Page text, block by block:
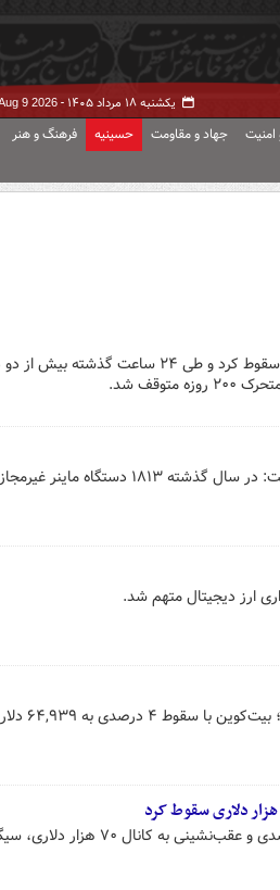
یکشنبه ۱۸ مرداد ۱۴۰۵ - 9 2026
امنیت جهاد و مقاومت حسینیه فرهنگ و هنر
بیت‌کوین امروز چهارشنبه به زیر ۸۰ هزار دلار
ارز دیجیتال متهم شد.
بیت‌کوین، به‌عنوان لیدر بازار، با افت